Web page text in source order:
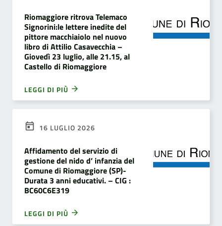
Riomaggiore ritrova Telemaco
Signorini:le lettere inedite del
pittore macchiaiolo nel nuovo
libro di Attilio Casavecchia –
Giovedì 23 luglio, alle 21.15, al
Castello di Riomaggiore
LEGGI DI PIÙ
16 LUGLIO 2026
Affidamento del servizio di
gestione del nido d’ infanzia del
Comune di Riomaggiore (SP)-
Durata 3 anni educativi. – CIG :
BC60C6E319
LEGGI DI PIÙ